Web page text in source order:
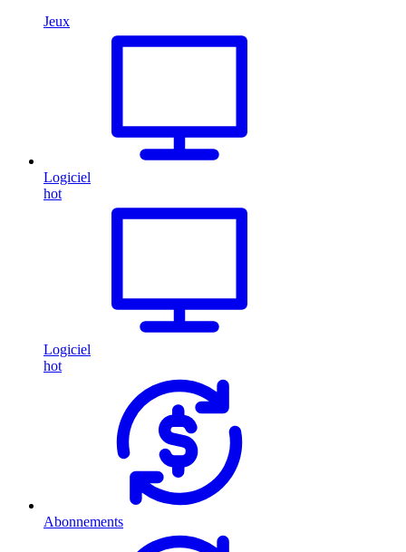
Jeux
Logiciel
hot
Logiciel
hot
Abonnements